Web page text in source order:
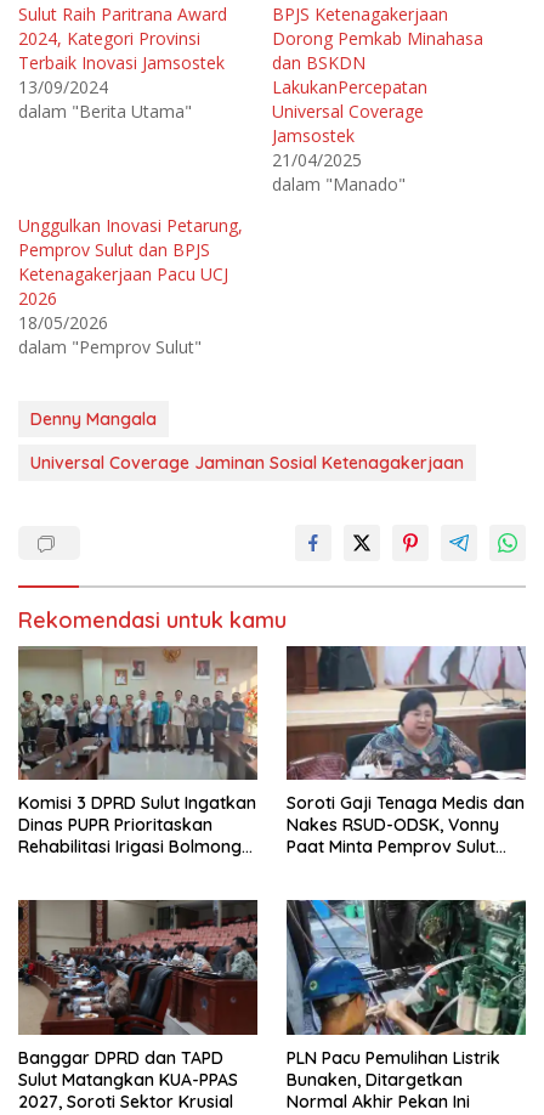
b
e
b
a
g
p
t
t
e
r
(
m
b
u
j
d
b
r
u
m
m
b
a
k
c
e
b
o
o
k
m
d
e
n
b
a
)
Sulut Raih Paritrana Award
2024, Kategori Provinsi
Terbaik Inovasi Jamsostek
13/09/2024
dalam "Berita Utama"
BPJS Ketenagakerjaan
Dorong Pemkab Minahasa
dan BSKDN
LakukanPercepatan
Universal Coverage
Jamsostek
21/04/2025
dalam "Manado"
Unggulkan Inovasi Petarung,
Pemprov Sulut dan BPJS
Ketenagakerjaan Pacu UCJ
2026
18/05/2026
dalam "Pemprov Sulut"
Denny Mangala
Universal Coverage Jaminan Sosial Ketenagakerjaan
Rekomendasi untuk kamu
Komisi 3 DPRD Sulut Ingatkan
Dinas PUPR Prioritaskan
Rehabilitasi Irigasi Bolmong
Soroti Gaji Tenaga Medis dan
Nakes RSUD-ODSK, Vonny
Paat Minta Pemprov Sulut
Banggar DPRD dan TAPD
Sulut Matangkan KUA-PPAS
2027, Soroti Sektor Krusial
PLN Pacu Pemulihan Listrik
Bunaken, Ditargetkan
Normal Akhir Pekan Ini